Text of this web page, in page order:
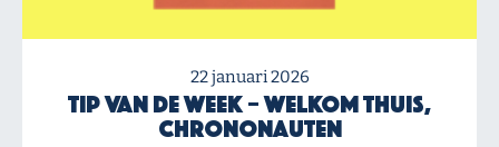
22 januari 2026
Tip van de Week – Welkom thuis,
chrononauten